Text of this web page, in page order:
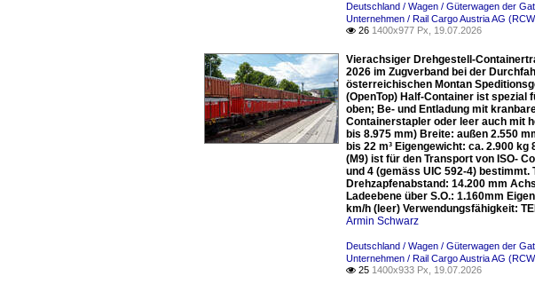
Deutschland / Wagen / Güterwagen der
Unternehmen / Rail Cargo Austria AG
 26 1400x977 Px, 19.07.2026
Vierachsiger Drehgestell-
2026 im Zugverband bei der
österreichischen Montan
(OpenTop) Half-Container ist
oben; Be- und Entladung mit
Containerstapler oder leer auch mit
bis 8.975 mm) Breite: außen 2.550
bis 22 m³ Eigengewicht: ca. 2.900
(M9) ist für den Transport von ISO-
und 4 (gemäss UIC 592-4) bestimmt.
Drehzapfenabstand: 14.200 mm
Ladeebene über S.O.: 1.160mm
km/h (leer) Verwendungsfähigkeit:
Armin Schwarz
Deutschland / Wagen / Güterwagen der
Unternehmen / Rail Cargo Austria AG
 25 1400x933 Px, 19.07.2026